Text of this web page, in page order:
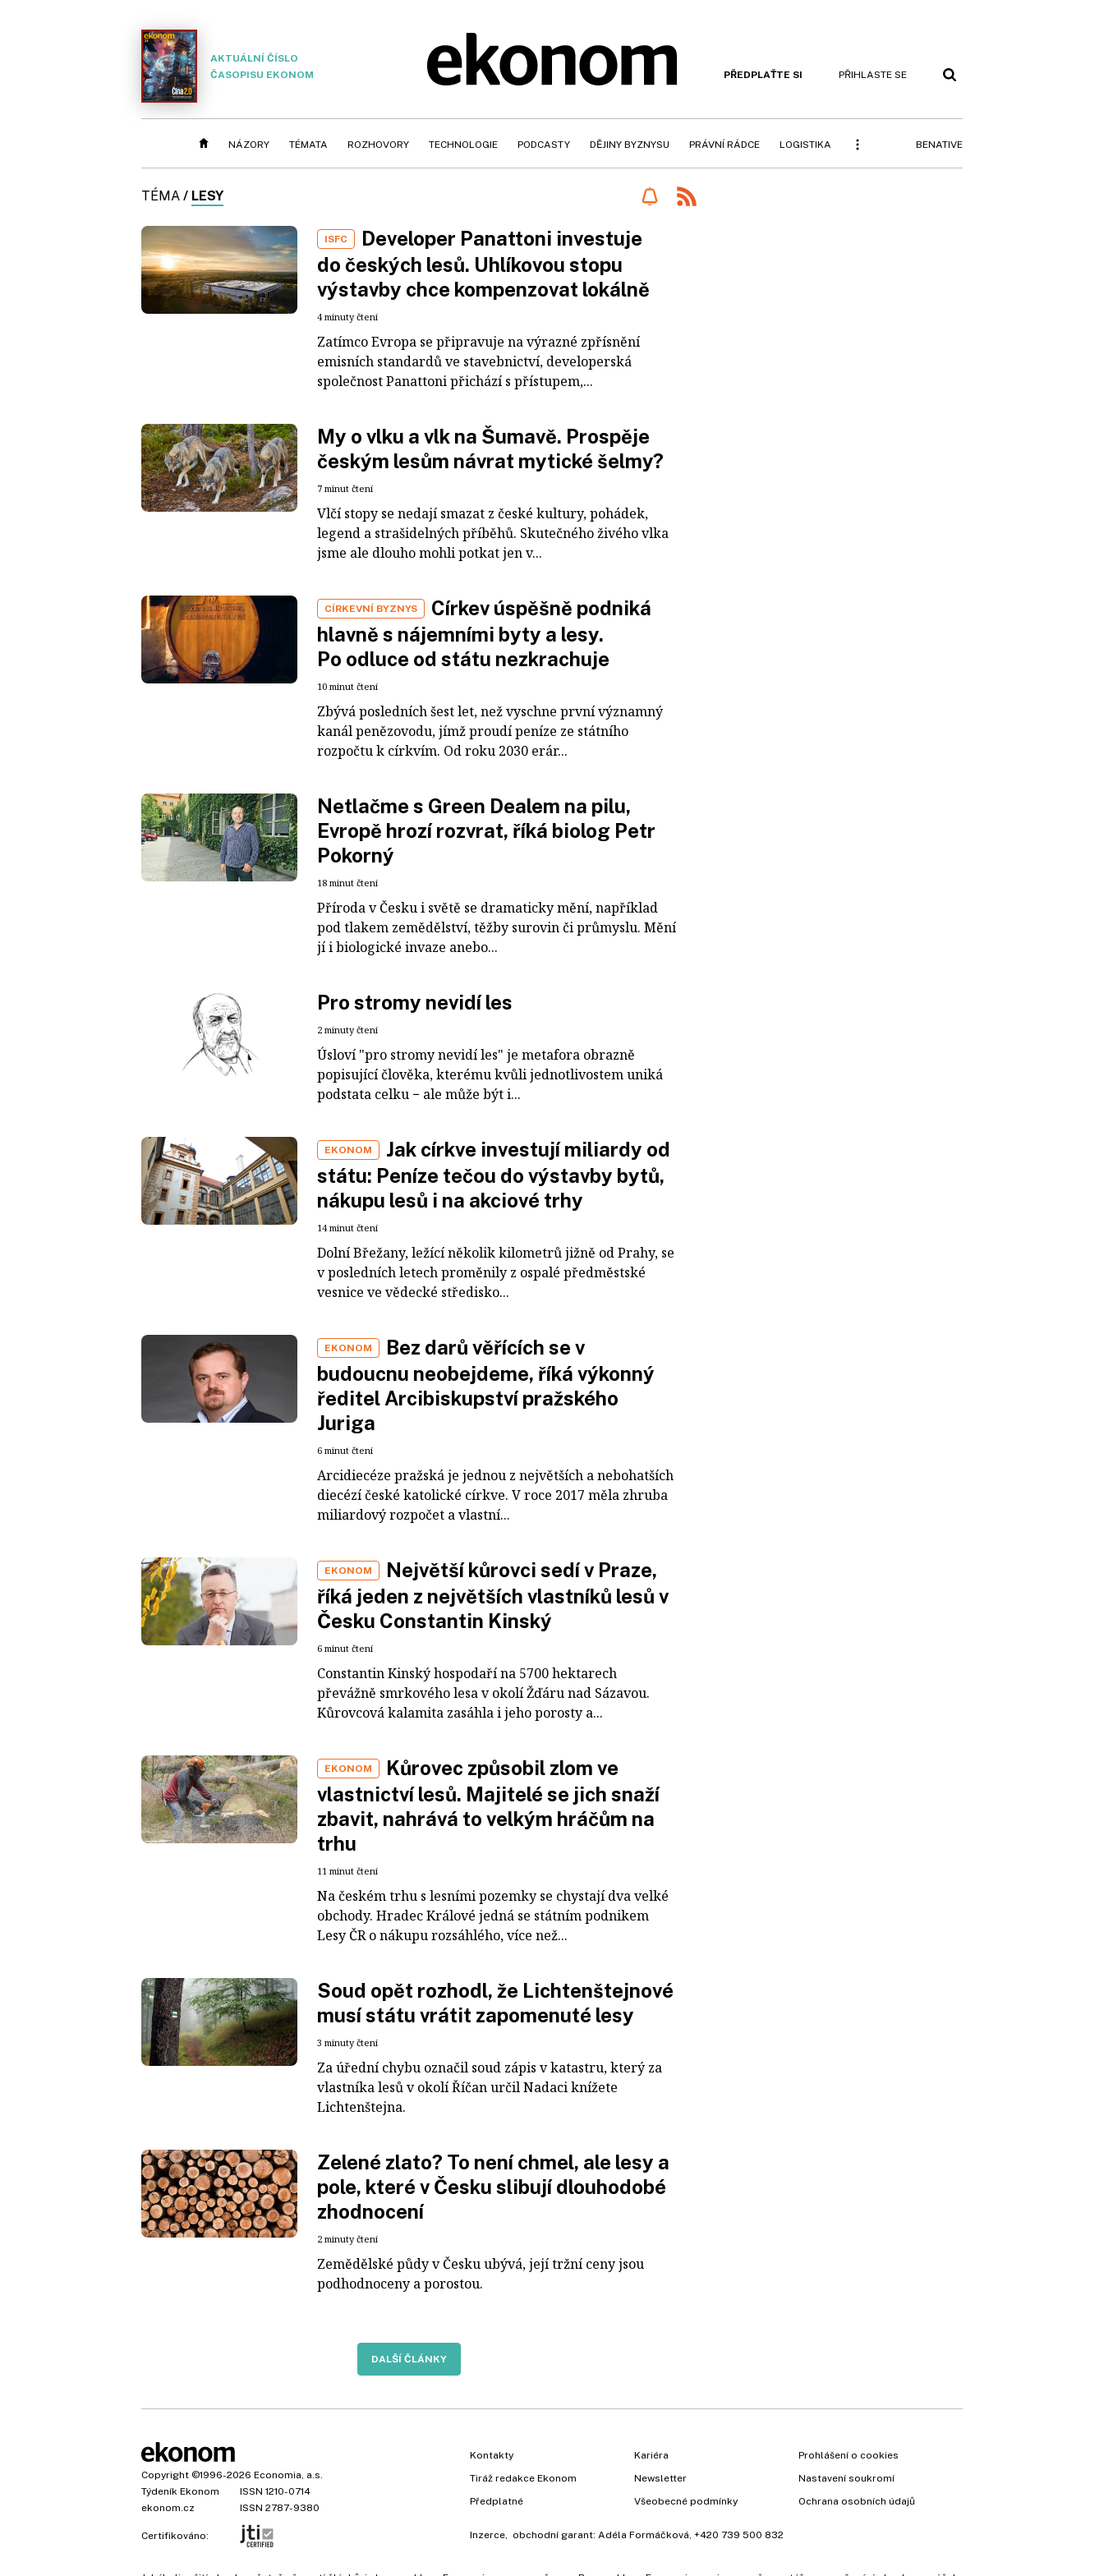
AKTUÁLNÍ ČÍSLO
ČASOPISU EKONOM
PŘEDPLAŤTE SI PŘIHLASTE SE
NÁZORY TÉMATA ROZHOVORY TECHNOLOGIE PODCASTY DĚJINY BYZNYSU PRÁVNÍ RÁDCE LOGISTIKA BENATIVE
TÉMA / LESY
ISFC
Developer Panattoni investuje
do českých lesů. Uhlíkovou stopu
výstavby chce kompenzovat lokálně
4 minuty čtení
Zatímco Evropa se připravuje na výrazné zpřísnění
emisních standardů ve stavebnictví, developerská
společnost Panattoni přichází s přístupem,...
My o vlku a vlk na Šumavě. Prospěje
českým lesům návrat mytické šelmy?
7 minut čtení
Vlčí stopy se nedají smazat z české kultury, pohádek,
legend a strašidelných příběhů. Skutečného živého vlka
jsme ale dlouho mohli potkat jen v...
CÍRKEVNÍ BYZNYS
Církev úspěšně podniká
hlavně s nájemními byty a lesy.
Po odluce od státu nezkrachuje
10 minut čtení
Zbývá posledních šest let, než vyschne první významný
kanál penězovodu, jímž proudí peníze ze státního
rozpočtu k církvím. Od roku 2030 erár...
Netlačme s Green Dealem na pilu,
Evropě hrozí rozvrat, říká biolog Petr
Pokorný
18 minut čtení
Příroda v Česku i světě se dramaticky mění, například
pod tlakem zemědělství, těžby surovin či průmyslu. Mění
jí i biologické invaze anebo...
Pro stromy nevidí les
2 minuty čtení
Úsloví "pro stromy nevidí les" je metafora obrazně
popisující člověka, kterému kvůli jednotlivostem uniká
podstata celku − ale může být i...
EKONOM
Jak církve investují miliardy od
státu: Peníze tečou do výstavby bytů,
nákupu lesů i na akciové trhy
14 minut čtení
Dolní Břežany, ležící několik kilometrů jižně od Prahy, se
v posledních letech proměnily z ospalé předměstské
vesnice ve vědecké středisko...
EKONOM
Bez darů věřících se v
budoucnu neobejdeme, říká výkonný
ředitel Arcibiskupství pražského
Juriga
6 minut čtení
Arcidiecéze pražská je jednou z největších a nebohatších
diecézí české katolické církve. V roce 2017 měla zhruba
miliardový rozpočet a vlastní...
EKONOM
Největší kůrovci sedí v Praze,
říká jeden z největších vlastníků lesů v
Česku Constantin Kinský
6 minut čtení
Constantin Kinský hospodaří na 5700 hektarech
převážně smrkového lesa v okolí Žďáru nad Sázavou.
Kůrovcová kalamita zasáhla i jeho porosty a...
EKONOM
Kůrovec způsobil zlom ve
vlastnictví lesů. Majitelé se jich snaží
zbavit, nahrává to velkým hráčům na
trhu
11 minut čtení
Na českém trhu s lesními pozemky se chystají dva velké
obchody. Hradec Králové jedná se státním podnikem
Lesy ČR o nákupu rozsáhlého, více než...
Soud opět rozhodl, že Lichtenštejnové
musí státu vrátit zapomenuté lesy
3 minuty čtení
Za úřední chybu označil soud zápis v katastru, který za
vlastníka lesů v okolí Říčan určil Nadaci knížete
Lichtenštejna.
Zelené zlato? To není chmel, ale lesy a
pole, které v Česku slibují dlouhodobé
zhodnocení
2 minuty čtení
Zemědělské půdy v Česku ubývá, její tržní ceny jsou
podhodnoceny a porostou.
DALŠÍ ČLÁNKY
Copyright ©1996-2026 Economia, a.s.
Týdeník Ekonom
ISSN 1210-0714
ekonom.cz
ISSN 2787-9380
Certifikováno:
Kontakty
Tiráž redakce Ekonom
Předplatné
Kariéra
Newsletter
Všeobecné podmínky
Prohlášení o cookies
Nastavení soukromí
Ochrana osobních údajů
Inzerce , obchodní garant: Adéla Formáčková +420 739 500 832